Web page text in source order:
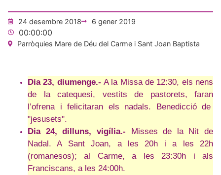
24 desembre 2018 6 gener 2019
00:00:00
Parròquies Mare de Déu del Carme i Sant Joan Baptista
Dia 23, diumenge.- A la Missa de 12:30, els nens
de la catequesi, vestits de pastorets, faran
l’ofrena i felicitaran els nadals. Benedicció de
"jesusets".
Dia 24, dilluns, vigília.- Misses de la Nit de
Nadal. A Sant Joan, a les 20h i a les 22h
(romanesos); al Carme, a les 23:30h i als
Franciscans, a les 24:00h.